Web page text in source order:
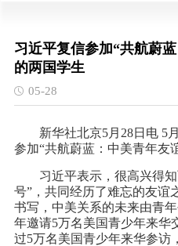
习近平复信参加“共航蔚
的两国学生
05-28
新华社北京5月28日电 5
参加“共航蔚蓝：中美青年友
习近平表示，很高兴得
号”，共同经历了难忘的友谊
书写，中美关系的未来由青
年邀请5万名美国青少年来华
过5万名美国青少年来华参访